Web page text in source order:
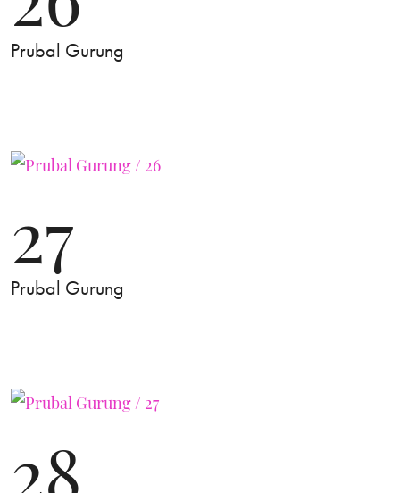
Prubal Gurung
27
Prubal Gurung
28